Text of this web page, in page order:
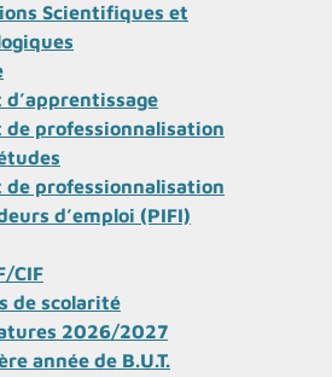
Scientifiques et
de professionnalisation
de professionnalisation
d’emploi (PIFI)
CIF
de scolarité
2026/2027
année de B.U.T.